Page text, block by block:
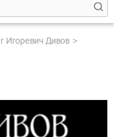
Игоревич Дивов